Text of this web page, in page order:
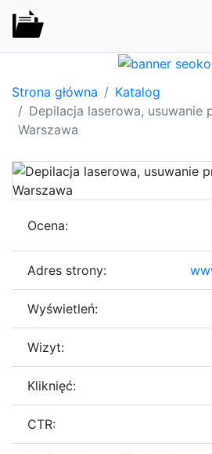
Strona główna
Katalog
Depilacja laserowa, usuwanie
Warszawa
Ocena:
Adres strony:
Wyświetleń:
Wizyt:
Kliknięć:
CTR: